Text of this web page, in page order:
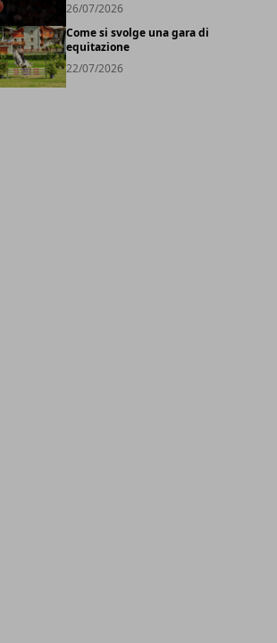
26/07/2026
Come si svolge una gara di
equitazione
22/07/2026